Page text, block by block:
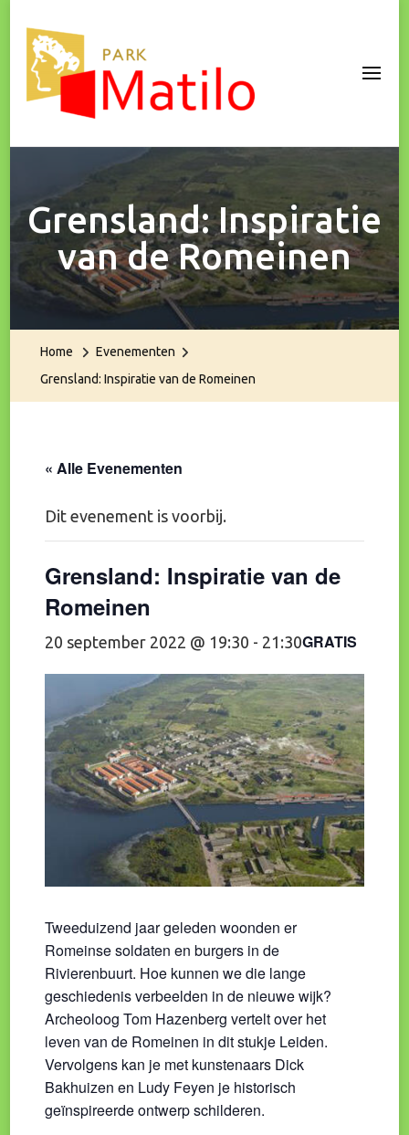
Park Matilo
Grensland: Inspiratie
van de Romeinen
Home
Evenementen
Grensland: Inspiratie van de Romeinen
« Alle Evenementen
Dit evenement is voorbij.
Grensland: Inspiratie van de
Romeinen
20 september 2022 @ 19:30 - 21:30GRATIS
Tweeduizend jaar geleden woonden er
Romeinse soldaten en burgers in de
Rivierenbuurt. Hoe kunnen we die lange
geschiedenis verbeelden in de nieuwe wijk?
Archeoloog Tom Hazenberg vertelt over het
leven van de Romeinen in dit stukje Leiden.
Vervolgens kan je met kunstenaars Dick
Bakhuizen en Ludy Feyen je historisch
geïnspireerde ontwerp schilderen.